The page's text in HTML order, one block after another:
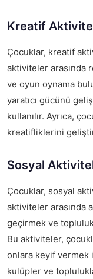
Kreatif
Çocuklar, kreatif
aktiviteler arasında
ve oyun oynama
yaratıcı gücünü
kullanılır. Ayrıca,
kreatifliklerini
Sosyal
Çocuklar, sosyal
aktiviteler arasında
geçirmek ve
Bu aktiviteler,
onlara keyif vermek
kulüpler ve